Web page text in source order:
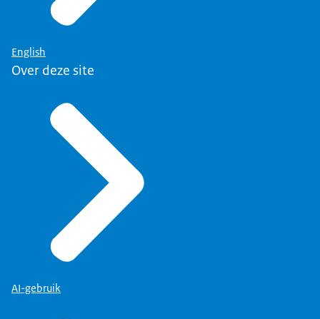
English
Over deze site
AI-gebruik